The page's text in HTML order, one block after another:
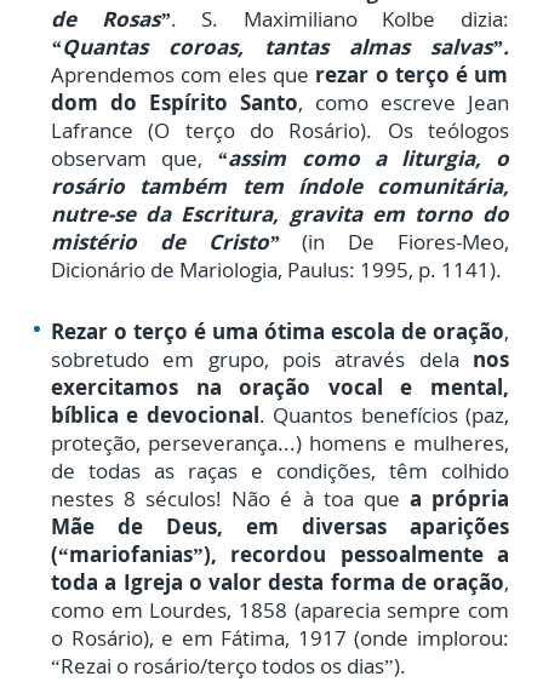
de Rosas”. S. Maximiliano Kolbe dizia:
“Quantas coroas, tantas almas salvas”.
Aprendemos com eles que rezar o terço é um
dom do Espírito Santo, como escreve Jean
Lafrance (O terço do Rosário). Os teólogos
observam que, “assim como a liturgia, o
rosário também tem índole comunitária,
nutre-se da Escritura, gravita em torno do
mistério de Cristo”(in De Fiores-Meo,
Dicionário de Mariologia, Paulus: 1995, p. 1141).
Rezar o terço é uma ótima escola de oração,
sobretudo em grupo, pois através dela nos
exercitamos na oração vocal e mental,
bíblica e devocional. Quantos benefícios (paz,
proteção, perseverança...) homens e mulheres,
de todas as raças e condições, têm colhido
nestes 8 séculos! Não é à toa que a própria
Mãe de Deus, em diversas aparições
(“mariofanias”), recordou pessoalmente a
toda a Igreja o valor desta forma de oração,
como em Lourdes, 1858 (aparecia sempre com
o Rosário), e em Fátima, 1917 (onde implorou:
“Rezai o rosário/terço todos os dias”).